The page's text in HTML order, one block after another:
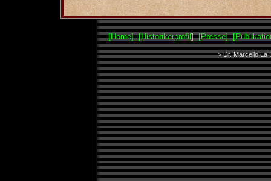
[Home] [Historikerprofil] [Presse]
> Dr. Marcello La